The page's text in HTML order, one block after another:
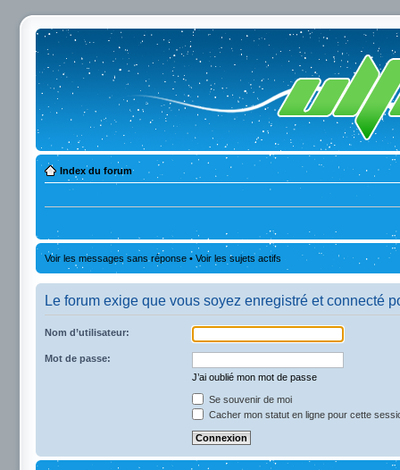
Index du forum
Voir les messages sans réponse • Voir les sujets actifs
Le forum exige que vous soyez enregistré et connecté
Nom d’utilisateur:
Mot de passe:
J’ai oublié mon mot de passe
Se souvenir de moi
Cacher mon statut en ligne pour cette